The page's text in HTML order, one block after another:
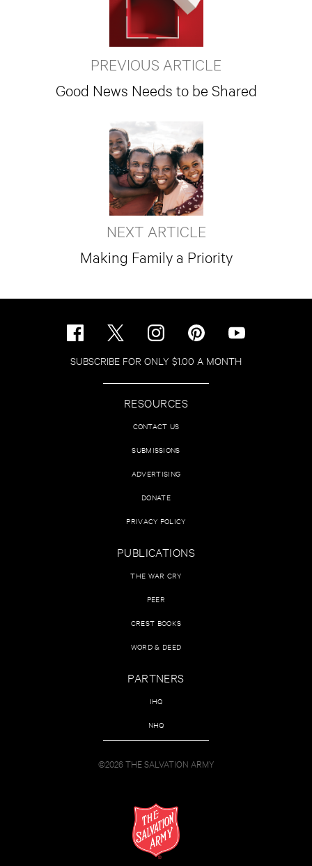
PREVIOUS ARTICLE
Good News Needs to be Shared
NEXT ARTICLE
Making Family a Priority
SUBSCRIBE FOR ONLY $1.00 A MONTH
RESOURCES
CONTACT US
SUBMISSIONS
ADVERTISING
DONATE
PRIVACY POLICY
PUBLICATIONS
THE WAR CRY
PEER
CREST BOOKS
WORD & DEED
PARTNERS
IHQ
NHQ
©2026 THE SALVATION ARMY